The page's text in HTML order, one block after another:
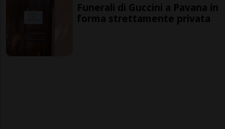
Funerali di Guccini a Pavana in
forma strettamente privata